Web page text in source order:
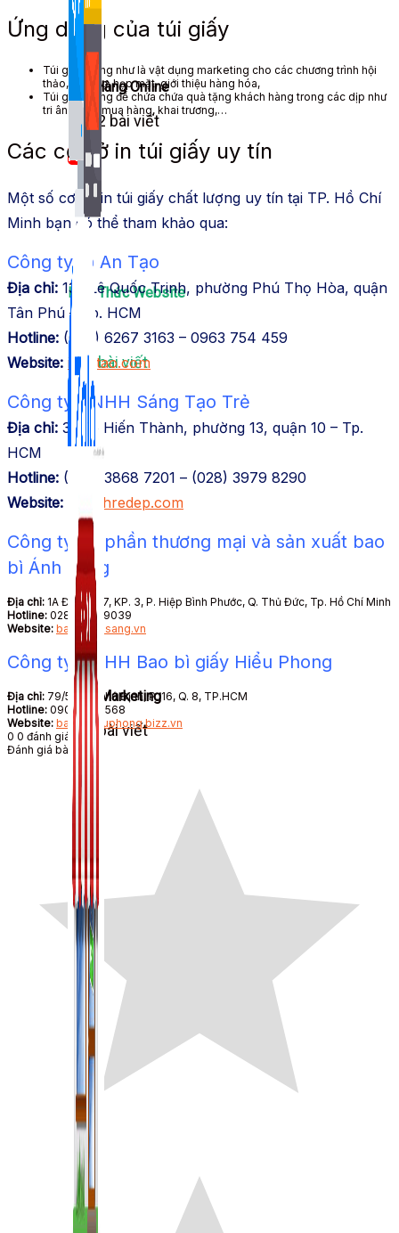
Bán Hàng Online
2,632 bài viết
New
Zalo Marketing
104 bài viết
New
Kiến Thức Website
309 bài viết
Ứng dụng của túi giấy
Túi giấy dùng như là vật dụng marketing cho các chương trình hội
thảo, hội chợ, họp mặt, giới thiệu hàng hóa,
Túi giấy dùngđể chứa chứa quà tặng khách hàng trong các dịp như
tri ân
người mua hàng, khai trương,…
Các cơ sở in túi giấy uy tín
Một số cơ sở in túi giấy chất lượng uy tín tại TP. Hồ Chí
Minh bạn có thể tham khảo qua:
Công ty In An Tạo
Địa chỉ: 133 Lê Quốc Trinh, phường Phú Thọ Hòa, quận
Tân Phú – Tp. HCM
Hotline: (028) 6267 3163 – 0963 754 459
Website: inantao.com
Công ty TNHH Sáng Tạo Trẻ
Địa chỉ: 31 Tô Hiến Thành, phường 13, quận 10 – Tp.
HCM
Hotline: (028) 3868 7201 – (028) 3979 8290
Website:
nhanhredep.com
Công ty cổ phần thương mại và sản xuất bao
bì Ánh Sáng
Địa chỉ: 1A Đường 17, KP. 3, P. Hiệp Bình Phước, Q. Thủ Đức, Tp. Hồ Chí Minh
Hotline: 028 6284 9039
Website: baobianhsang.vn
Công ty TNHH Bao bì giấy Hiểu Phong
Địa chỉ: 79/51/113 Phú Định, P. 16, Q. 8, TP.HCM
Hotline: 0909 906 568
Website: baobihieuphong.bizz.vn
0 0 đánh giá
Đánh giá bài viết